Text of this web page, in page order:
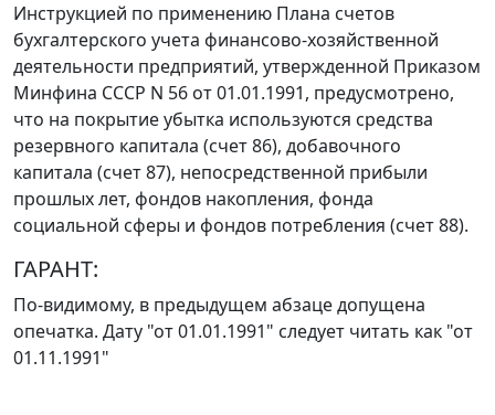
Инструкцией по применению Плана счетов
бухгалтерского учета финансово-хозяйственной
деятельности предприятий, утвержденной Приказом
Минфина СССР N 56 от 01.01.1991, предусмотрено,
что на покрытие убытка используются средства
резервного капитала (счет 86), добавочного
капитала (счет 87), непосредственной прибыли
прошлых лет, фондов накопления, фонда
социальной сферы и фондов потребления (счет 88).
ГАРАНТ:
По-видимому, в предыдущем абзаце допущена
опечатка. Дату "от 01.01.1991" следует читать как "от
01.11.1991"